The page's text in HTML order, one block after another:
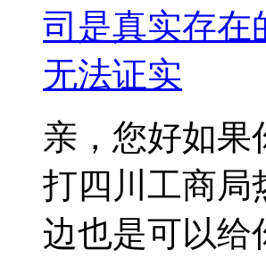
司是真实存在
无法证实
亲，您好如果
打四川工商局
边也是可以给